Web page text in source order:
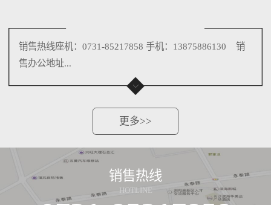
销售热线座机：0731-85217858 手机：13875886130 销
售办公地址...
更多>>
销售热线
HOTLINE